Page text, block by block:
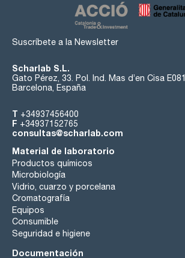
Suscríbete a la Newsletter
Scharlab S.L.
Gato Pérez, 33. Pol. Ind. Mas d’en Cisa
Barcelona, España
T +34937456400
F +34937152765
consultas@scharlab.com
Material de laboratorio
Productos químicos
Microbiología
Vidrio, cuarzo y porcelana
Cromatografía
Equipos
Consumible
Seguridad e higiene
Documentación